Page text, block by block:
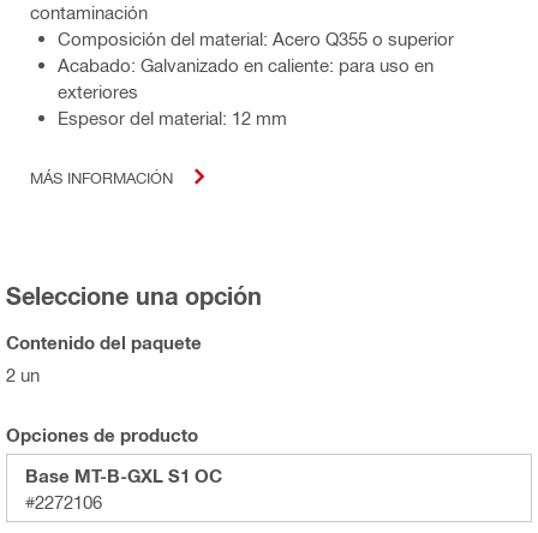
contaminación
Composición del material: Acero Q355 o superior
Acabado: Galvanizado en caliente: para uso en
exteriores
Espesor del material: 12 mm
MÁS INFORMACIÓN
Seleccione una opción
Contenido del paquete
2 un
Opciones de producto
Base MT-B-GXL S1 OC
#2272106